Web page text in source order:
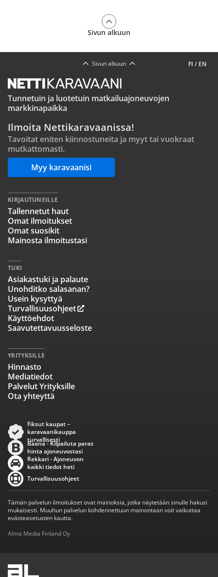
Sivun alkuun
FI / EN
Sivun alkuun
Tunnetuin ja luotetuin matkailuajoneuvojen
markkinapaikka
Ilmoita Nettikaravaanissa!
Tavoitat eniten kiinnostuneita ja myyt tai vuokraat
mutkattomasti.
Myy karavaanisi
KIRJAUTUNEILLE
Tallennetut haut
Omat ilmoitukset
Omat suosikit
Mainosta ilmoitustasi
TUKI
Asiakastuki ja palaute
Unohditko salasanan?
Usein kysyttyä
Turvallisuusohjeet
Käyttöehdot
Saavutettavuusseloste
YRITYKSILLE
Hinnasto
Mediatiedot
Palvelut Yrityksille
Ota yhteyttä
Fiksut kaupat –
karavaanikauppa
turvallisesti
Baana - Kilpailuta paras
hinta ajoneuvostasi
Rekkari - Ajoneuvon
kaikki tiedot heti
Turvallisuusohjeet
Tämän palvelun ilmoitukset ovat mainoksia, jotka näytetään sinulle hakusi
mukaisesti. Muuhun palvelun kohdennettuun mainontaan voit vaikuttaa
evästeasetusten kautta.
Alma Media Finland Oy